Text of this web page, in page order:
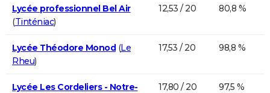
Lycée professionnel Bel Air
(Tinténiac)
12,53 / 20 80,8 %
Lycée Théodore Monod(Le
Rheu)
17,53 / 20 98,8 %
Lycée Les Cordeliers - Notre-
17,80 / 20 97,5 %